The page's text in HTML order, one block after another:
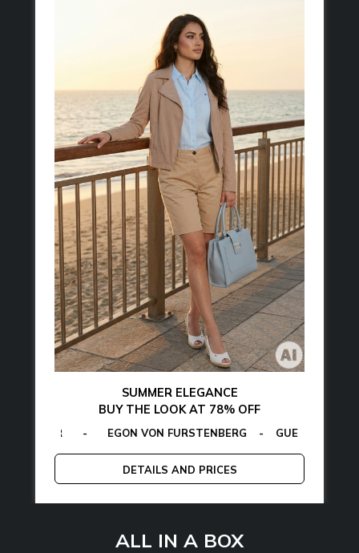
SUMMER ELEGANCE
BUY THE LOOK AT 78% OFF
EGON VON FURSTENBERG - GUESS -
DETAILS AND PRICES
CALVIN KLEIN - LA MARTINA - MCS - PLEIN SPORT
ALL IN A BOX